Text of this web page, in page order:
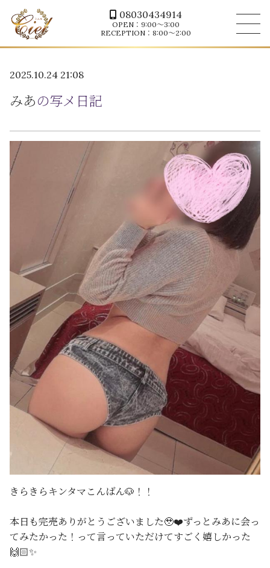
08030434914
OPEN：9:00～3:00
RECEPTION：8:00～2:00
2025.10.24 21:08
みあの写メ日記
きらきらキンタマこんばん🐶！！
本日も完売ありがとうございました🥹❤️ずっとみあに会っ
てみたかった！って言っていただけてすごく嬉しかった
🙌🏻✨